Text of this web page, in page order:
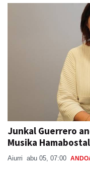
Junkal Guerrero
Musika
Aiurri abu 05, 07:00